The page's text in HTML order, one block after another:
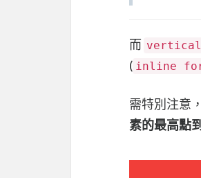
而
( inline
需特別注意
素的最高點